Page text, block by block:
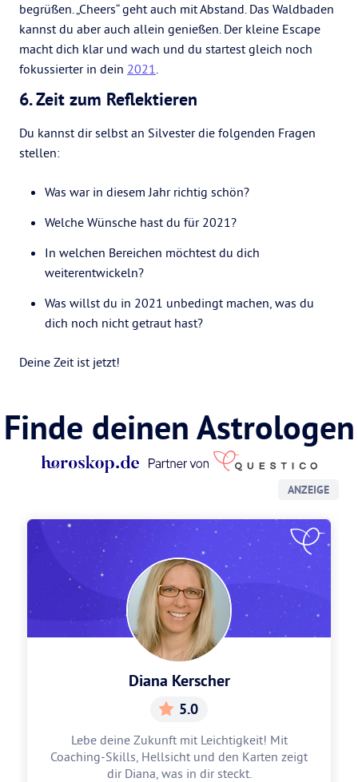
begrüßen. „Cheers“ geht auch mit Abstand. Das Waldbaden
kannst du aber auch allein genießen. Der kleine Escape
macht dich klar und wach und du startest gleich noch
fokussierter in dein 2021.
6. Zeit zum Reflektieren
Du kannst dir selbst an Silvester die folgenden Fragen
stellen:
Was war in diesem Jahr richtig schön?
Welche Wünsche hast du für 2021?
In welchen Bereichen möchtest du dich
weiterentwickeln?
Was willst du in 2021 unbedingt machen, was du
dich noch nicht getraut hast?
Deine Zeit ist jetzt!
Finde deinen Astrologen
ANZEIGE
Diana Kerscher
5.0
Lebe deine Zukunft mit Leichtigkeit! Mit
Coaching-Skills, Hellsicht und den Karten zeigt
dir Diana, was in dir steckt.